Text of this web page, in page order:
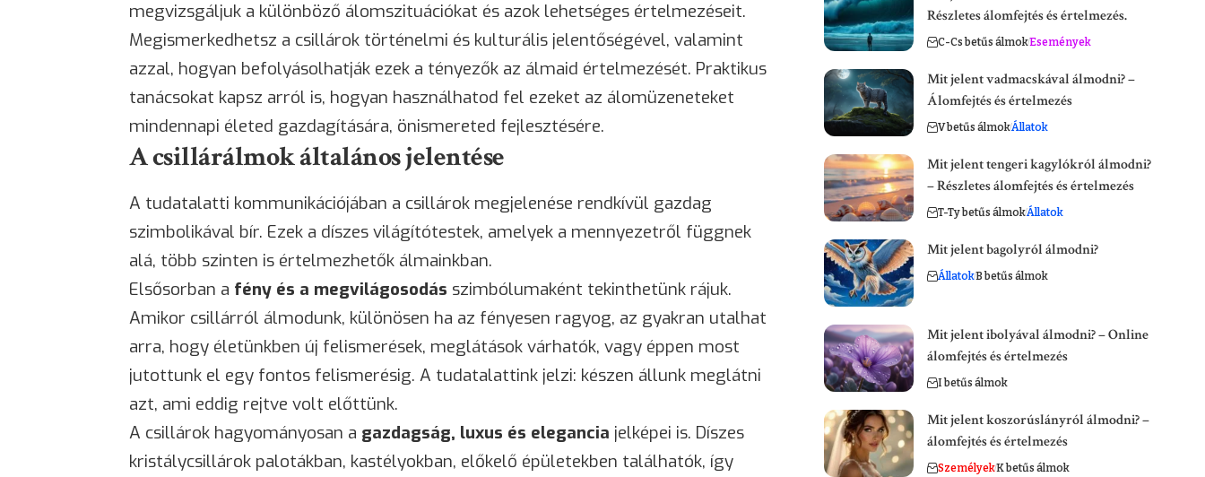
megvizsgáljuk a különböző álomszituációkat és azok lehetséges értelmezéseit.
Megismerkedhetsz a csillárok történelmi és kulturális jelentőségével, valamint
azzal, hogyan befolyásolhatják ezek a tényezők az álmaid értelmezését. Praktikus
tanácsokat kapsz arról is, hogyan használhatod fel ezeket az álomüzeneteket
mindennapi életed gazdagítására, önismereted fejlesztésére.
A csillárálmok általános jelentése
A tudatalatti kommunikációjában a csillárok megjelenése rendkívül gazdag
szimbolikával bír. Ezek a díszes világítótestek, amelyek a mennyezetről függnek
alá, több szinten is értelmezhetők álmainkban.
Elsősorban a fény és a megvilágosodás szimbólumaként tekinthetünk rájuk.
Amikor csillárról álmodunk, különösen ha az fényesen ragyog, az gyakran utalhat
arra, hogy életünkben új felismerések, meglátások várhatók, vagy éppen most
jutottunk el egy fontos felismerésig. A tudatalattink jelzi: készen állunk meglátni
azt, ami eddig rejtve volt előttünk.
A csillárok hagyományosan a gazdagság, luxus és elegancia jelképei is. Díszes
kristálycsillárok palotákban, kastélyokban, előkelő épületekben találhatók, így
Részletes álomfejtés és értelmezés.
C-Cs betűs álmokEsemények
Mit jelent vadmacskával álmodni? –
Álomfejtés és értelmezés
V betűs álmokÁllatok
Mit jelent tengeri kagylókról álmodni?
– Részletes álomfejtés és értelmezés
T-Ty betűs álmokÁllatok
Mit jelent bagolyról álmodni?
ÁllatokB betűs álmok
Mit jelent ibolyával álmodni? – Online
álomfejtés és értelmezés
I betűs álmok
Mit jelent koszorúslányról álmodni? –
álomfejtés és értelmezés
SzemélyekK betűs álmok